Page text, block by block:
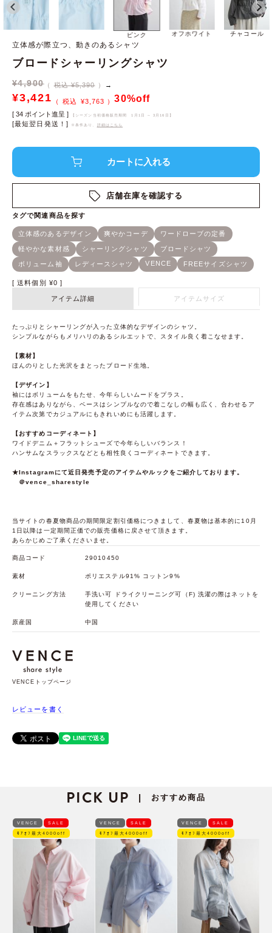
ピンク オフホワイト チャコール
立体感が際立つ、動きのあるシャツ
ブロードシャーリングシャツ
¥4,900 税込 ¥5,390 →
¥3,421 ¥3,763 30%off
[ 34 ポイント進呈 ] 【シーズン当初価格販売期間 1月1日 ～ 3月16日 】
[最短翌日発送！] ※条件あり、 詳細はこちら
店舗在庫を確認する
送料個別 ¥0
アイテム詳細 アイテムサイズ
たっぷりとシャーリングが入った立体的なデザインのシャツ。
シンプルながらもメリハリのあるシルエットで、スタイル良く着こなせます。
【素材】
ほんのりとした光沢をまとったブロード生地。
【デザイン】
袖にはボリュームをもたせ、今年らしいムードをプラス。
存在感はありながら、ベースはシンプルなので着こなしの幅も広く、合わせるア
イテム次第でカジュアルにもきれいめにも活躍します。
【おすすめコーディネート】
ワイドデニム＋フラットシューズで今年らしいバランス！
ハンサムなスラックスなどとも相性良くコーディネートできます。
★Instagramにて近日発売予定のアイテムやルックをご紹介しております。
＠vence_sharestyle
当サイトの春夏物商品の期間限定割引価格につきまして、春夏物は基本的に10月
1日以降は一定期間正価での販売価格に戻させて頂きます。
あらかじめご了承くださいませ。
商品コード 29010450
素材 ポリエステル91% コットン9%
クリーニング方法
手洗い可 ドライクリーニング可（F) 洗濯の際はネットを
使用してください
原産国 中国
VENCEトップページ
レビューを書く
PICK UP | おすすめ商品
VENCE SALE
ﾓｱｵﾌ最大4000off
VENCE SALE
ﾓｱｵﾌ最大4000off
VENCE SALE
ﾓｱｵﾌ最大4000off